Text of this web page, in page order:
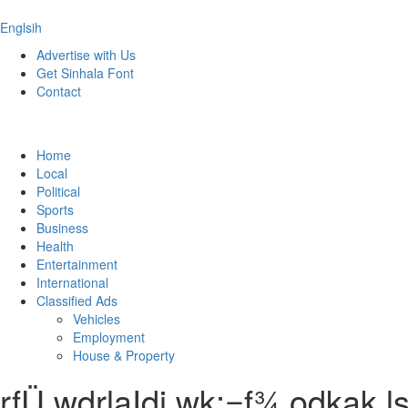
Englsih
Advertise with Us
Get Sinhala Font
Contact
Home
Local
Political
Sports
Business
Health
Entertainment
International
Classified Ads
Vehicles
Employment
House & Property